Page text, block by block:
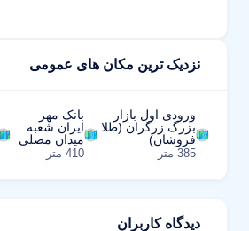
نزدیک ترین مکان های عمومی
ورودی اول بازار
بزرگ زرگران (طلا
فروشان)
385 متر
بانک مهر
ایران شعبه
میدان مصلی
410 متر
دیدگاه کاربران